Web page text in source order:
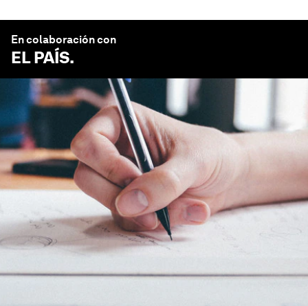
En colaboración con
EL PAÍS.